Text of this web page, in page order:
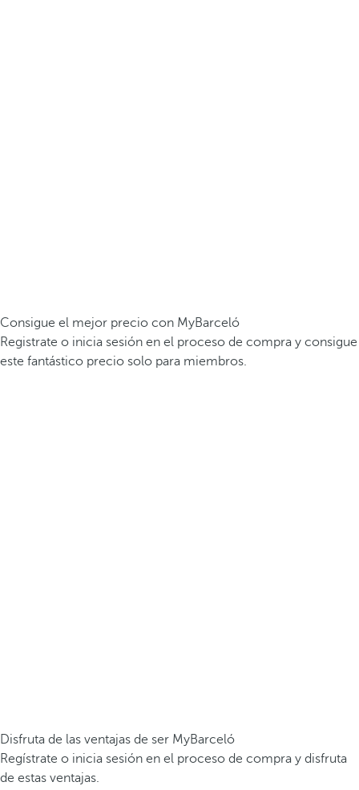
Consigue el mejor precio con MyBarceló
Registrate o inicia sesión en el proceso de compra y consigue
este fantástico precio solo para miembros.
Disfruta de las ventajas de ser MyBarceló
Regístrate o inicia sesión en el proceso de compra y disfruta
de estas ventajas.